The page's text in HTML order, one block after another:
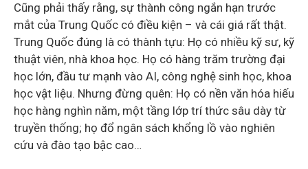
Cũng phải thấy rằng, sự thành công ngắn hạn trước
mắt của Trung Quốc có điều kiện – và cái giá rất thật.
Trung Quốc đúng là có thành tựu: Họ có nhiều kỹ sư, kỹ
thuật viên, nhà khoa học. Họ có hàng trăm trường đại
học lớn, đầu tư mạnh vào AI, công nghệ sinh học, khoa
học vật liệu. Nhưng đừng quên: Họ có nền văn hóa hiếu
học hàng nghìn năm, một tầng lớp trí thức sâu dày từ
truyền thống; họ đổ ngân sách khổng lồ vào nghiên
cứu và đào tạo bậc cao…